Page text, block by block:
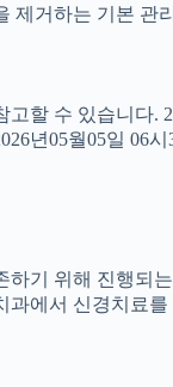
거하는 기본
고할 수 있습니다.
년05월05일 06시
기 위해 진행되
에서 신경치료